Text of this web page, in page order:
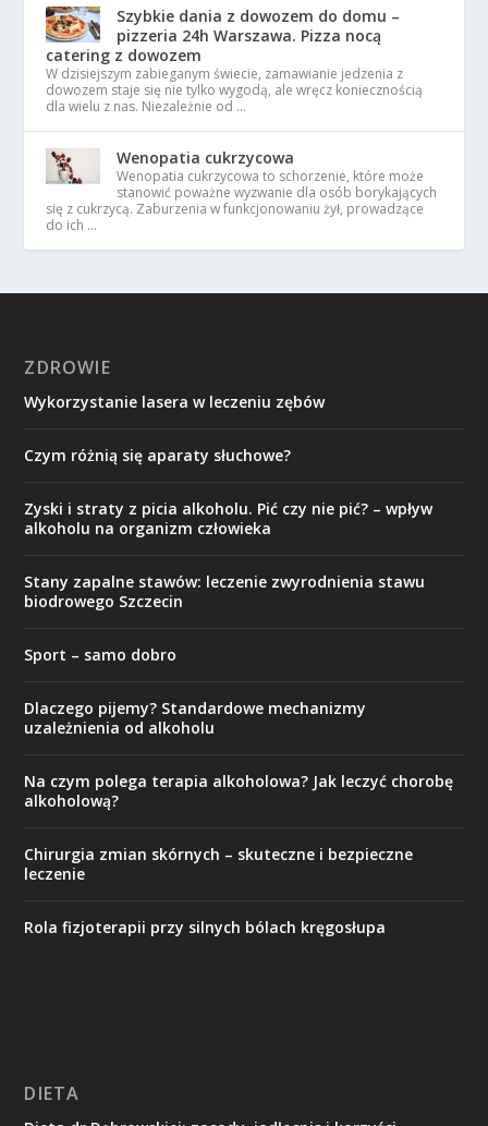
Szybkie dania z dowozem do domu –
pizzeria 24h Warszawa. Pizza nocą
catering z dowozem
W dzisiejszym zabieganym świecie, zamawianie jedzenia z
dowozem staje się nie tylko wygodą, ale wręcz koniecznością
dla wielu z nas. Niezależnie od …
Wenopatia cukrzycowa
Wenopatia cukrzycowa to schorzenie, które może
stanowić poważne wyzwanie dla osób borykających
się z cukrzycą. Zaburzenia w funkcjonowaniu żył, prowadzące
do ich …
ZDROWIE
Wykorzystanie lasera w leczeniu zębów
Czym różnią się aparaty słuchowe?
Zyski i straty z picia alkoholu. Pić czy nie pić? – wpływ
alkoholu na organizm człowieka
Stany zapalne stawów: leczenie zwyrodnienia stawu
biodrowego Szczecin
Sport – samo dobro
Dlaczego pijemy? Standardowe mechanizmy
uzależnienia od alkoholu
Na czym polega terapia alkoholowa? Jak leczyć chorobę
alkoholową?
Chirurgia zmian skórnych – skuteczne i bezpieczne
leczenie
Rola fizjoterapii przy silnych bólach kręgosłupa
DIETA